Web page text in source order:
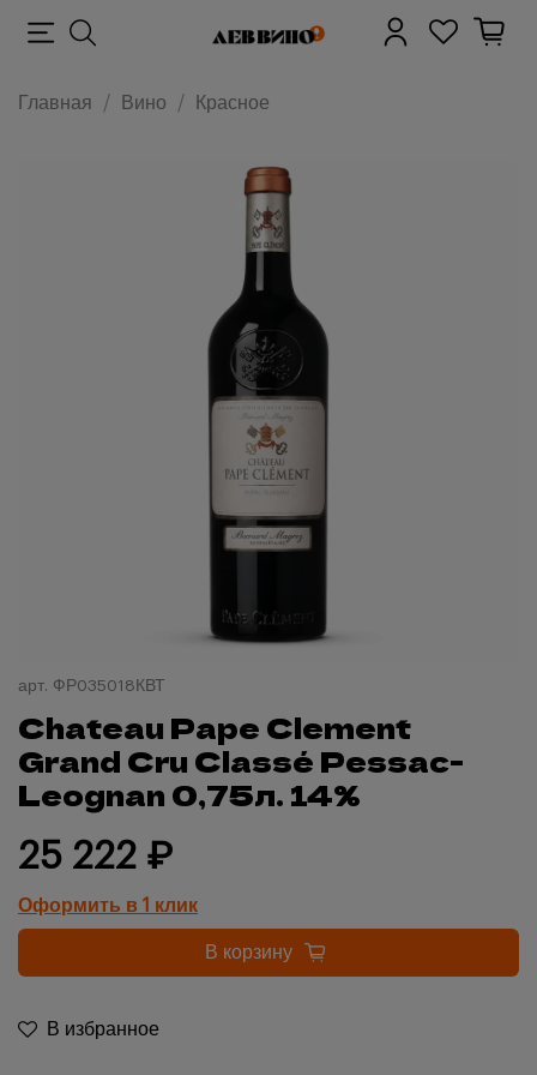
Главная Вино Красное
арт. ФР035018КВТ
Chateau Pape Clement
Grand Cru Classé Pessac-
Leognan 0,75л. 14%
В избранное
25 222 ₽
Оформить в 1 клик
В корзину